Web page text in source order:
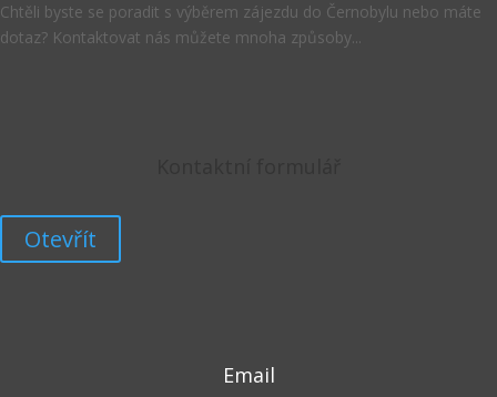
Chtěli byste se poradit s výběrem zájezdu do Černobylu nebo máte
dotaz? Kontaktovat nás můžete mnoha způsoby...
Otevřít
Email